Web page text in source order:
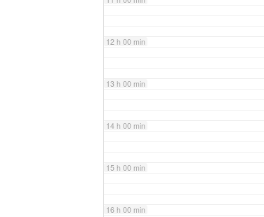
12 h 00 min
13 h 00 min
14 h 00 min
15 h 00 min
16 h 00 min